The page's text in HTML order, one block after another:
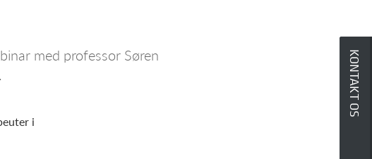
med professor Søren
i
KONTAKT OS